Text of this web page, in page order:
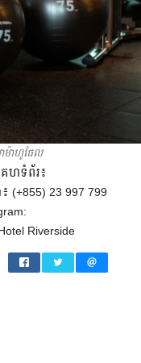
ម៉ាហូធែល
េហទំព័រ៖
(+855) 23 997 799
Riverside